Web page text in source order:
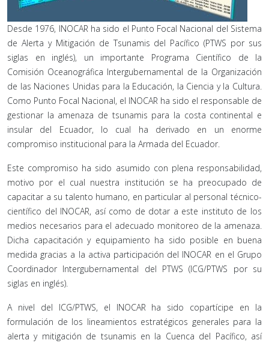
Desde 1976, INOCAR ha sido el Punto Focal Nacional del Sistema
de Alerta y Mitigación de Tsunamis del Pacífico (PTWS por sus
siglas en inglés), un importante Programa Científico de la
Comisión Oceanográfica Intergubernamental de la Organización
de las Naciones Unidas para la Educación, la Ciencia y la Cultura.
Como Punto Focal Nacional, el INOCAR ha sido el responsable de
gestionar la amenaza de tsunamis para la costa continental e
insular del Ecuador, lo cual ha derivado en un enorme
compromiso institucional para la Armada del Ecuador.
Este compromiso ha sido asumido con plena responsabilidad,
motivo por el cual nuestra institución se ha preocupado de
capacitar a su talento humano, en particular al personal técnico-
científico del INOCAR, así como de dotar a este instituto de los
medios necesarios para el adecuado monitoreo de la amenaza.
Dicha capacitación y equipamiento ha sido posible en buena
medida gracias a la activa participación del INOCAR en el Grupo
Coordinador Intergubernamental del PTWS (ICG/PTWS por su
siglas en inglés).
A nivel del ICG/PTWS, el INOCAR ha sido copartícipe en la
formulación de los lineamientos estratégicos generales para la
alerta y mitigación de tsunamis en la Cuenca del Pacífico, así